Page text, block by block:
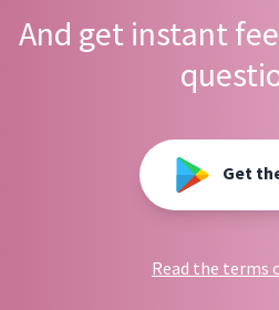
And get instant
Get
Read the terms